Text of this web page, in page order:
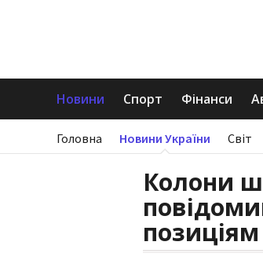
Новини Спорт Фінанси
Головна Новини України Світ
Колони